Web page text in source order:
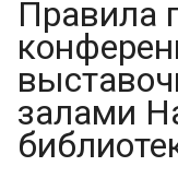
Правила
залами